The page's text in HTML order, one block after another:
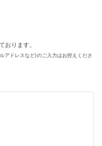
おります。
アドレスなど)のご入力はお控えくださ